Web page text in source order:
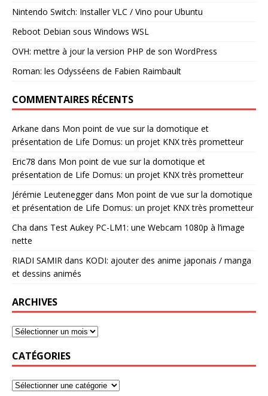
Nintendo Switch: Installer VLC / Vino pour Ubuntu
Reboot Debian sous Windows WSL
OVH: mettre à jour la version PHP de son WordPress
Roman: les Odysséens de Fabien Raimbault
COMMENTAIRES RÉCENTS
Arkane dans Mon point de vue sur la domotique et
présentation de Life Domus: un projet KNX très prometteur
Eric78 dans Mon point de vue sur la domotique et
présentation de Life Domus: un projet KNX très prometteur
Jérémie Leuteneggerdans Mon point de vue sur la domotique
et présentation de Life Domus: un projet KNX très prometteur
Cha dans Test Aukey PC-LM1: une Webcam 1080p à l’image
nette
RIADI SAMIR dans KODI: ajouter des anime japonais / manga
et dessins animés
ARCHIVES
CATÉGORIES